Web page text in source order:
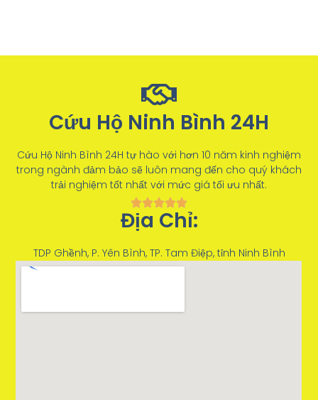
Cứu Hộ Ninh Bình 24H
Cứu Hộ Ninh Bình 24H tự hào với hơn 10 năm kinh nghiệm
trong ngành đảm bảo sẽ luôn mang đến cho quý khách
trải nghiệm tốt nhất với mức giá tối ưu nhất.
Địa Chỉ:
TDP Ghềnh, P. Yên Bình, TP. Tam Điệp, tỉnh Ninh Bình